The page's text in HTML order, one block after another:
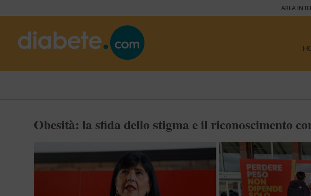
AREA
Obesità: la sfida dello stigma e il riconoscimento